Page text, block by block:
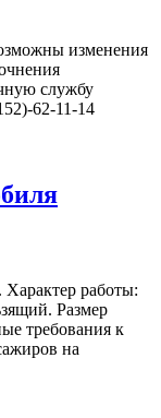
изменения
службу
62-11-14
Характер работы:
Размер
требования к
на